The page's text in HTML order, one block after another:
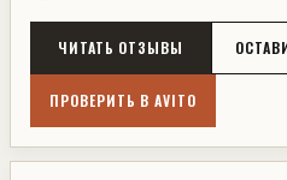
ЧИТАТЬ ОТЗЫВЫ
ПРОВЕРИТЬ В AVITO